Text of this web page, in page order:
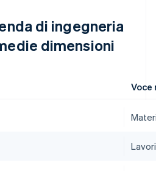
di ingegneria
dimensioni
Voce